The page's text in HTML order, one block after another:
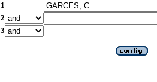
1
2
3